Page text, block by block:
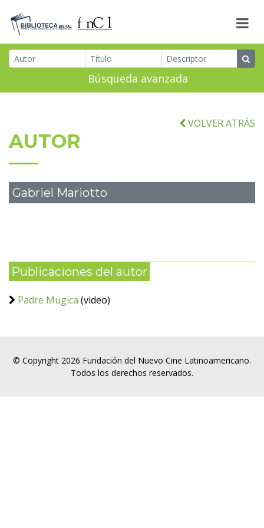
Búsqueda avanzada
VOLVER ATRÁS
AUTOR
Gabriel Mariotto
Publicaciones del autor
Padre Mugica (video)
© Copyright 2026 Fundación del Nuevo Cine Latinoamericano.
Todos los derechos reservados.